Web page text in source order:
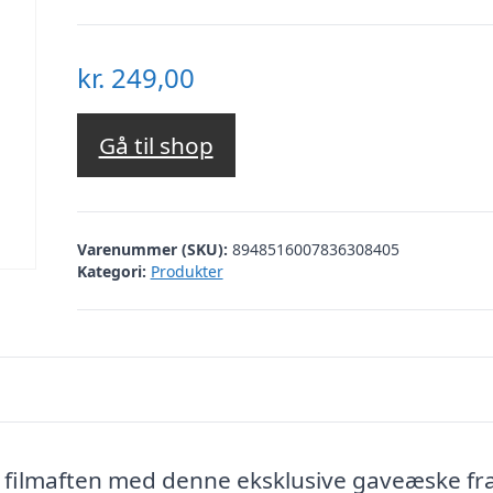
kr. 249,00
Gå til shop
Varenummer (SKU): 8948516007836308405
Kategori: Produkter
med denne eksklusive gaveæske